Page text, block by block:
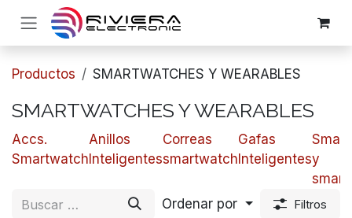
Ir al contenido
Productos SMARTWATCHES Y WEARABLES
SMARTWATCHES Y WEARABLES
​​Accs.
Smartwatch
Anillos
Inteligentes
​Correas
smartwatch
Gafas
Inteligentesy
Ordenar por
Filtros